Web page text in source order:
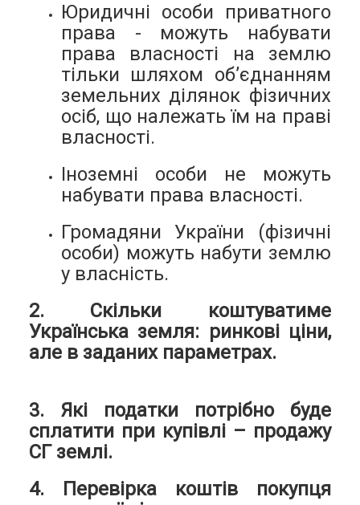
Юридичні особи приватного
права - можуть набувати
права власності на землю
тільки шляхом об’єднанням
земельних ділянок фізичних
осіб, що належать їм на праві
власності.
Іноземні особи не можуть
набувати права власності.
Громадяни України (фізичні
особи) можуть набути землю
у власність.
2. Скільки коштуватиме
Українська земля: ринкові ціни,
але в заданих параметрах.
3. Які податки потрібно буде
сплатити при купівлі – продажу
СГ землі.
4. Перевірка коштів покупця